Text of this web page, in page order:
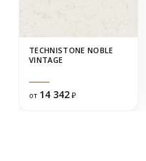
TECHNISTONE NOBLE
VINTAGE
от 14 342 ₽